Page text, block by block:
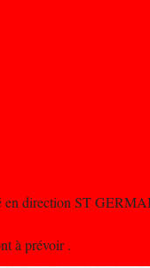
direction ST
à prévoir .